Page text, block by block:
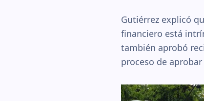
Gutiérrez explicó
financiero está
también aprobó
proceso de